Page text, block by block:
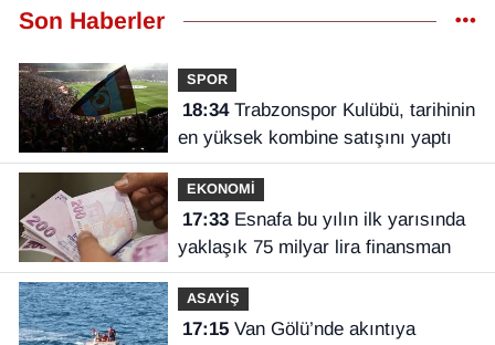
Son Haberler
SPOR
18:34Trabzonspor Kulübü, tarihinin
en yüksek kombine satışını yaptı
EKONOMİ
17:33Esnafa bu yılın ilk yarısında
yaklaşık 75 milyar lira finansman
ASAYİŞ
17:15Van Gölü’nde akıntıya